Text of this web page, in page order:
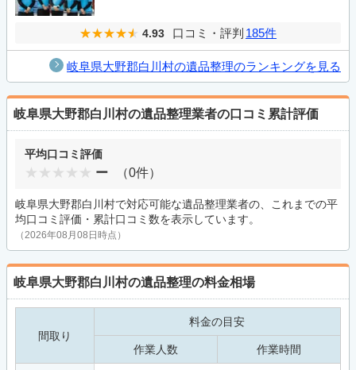
4.93 口コミ・評判 185件
岐阜県大野郡白川村の遺品整理のランキングを見る
岐阜県大野郡白川村の遺品整理業者の口コミ累計評価
平均口コミ評価
ー （0件）
岐阜県大野郡白川村で対応可能な遺品整理業者の、これまでの平
均口コミ評価・累計口コミ数を表示しています。
（2026年08月08日時点）
岐阜県大野郡白川村の遺品整理の料金相場
間取り
料金の目安
作業人数 作業時間